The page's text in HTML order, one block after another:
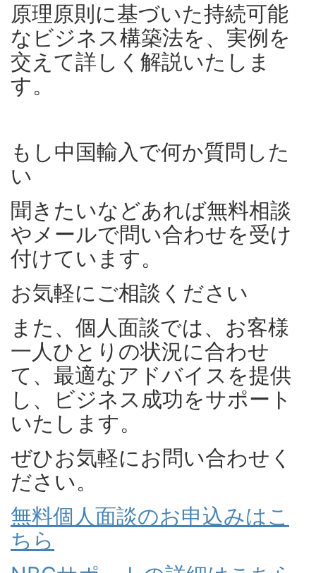
原理原則に基づいた持続可能
なビジネス構築法を、実例を
交えて詳しく解説いたしま
す。
もし中国輸入で何か質問した
い
聞きたいなどあれば無料相談
やメールで問い合わせを受け
付けています。
お気軽にご相談ください
また、個人面談では、お客様
一人ひとりの状況に合わせ
て、最適なアドバイスを提供
し、ビジネス成功をサポート
いたします。
ぜひお気軽にお問い合わせく
ださい。
無料個人面談のお申込みはこ
ちら